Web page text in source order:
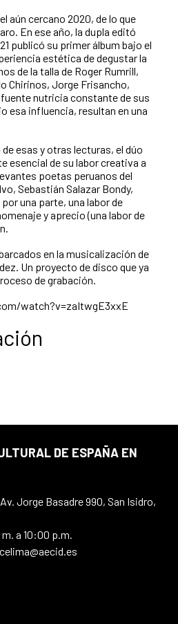
aún cercano 2020, de lo que
En ese año, la dupla editó
publicó su primer álbum bajo el
estética de degustar la
de la talla de Roger Rumrill,
Chirinos, Jorge Frisancho,
nutricia constante de sus
esa influencia, resultan en una
esas y otras lecturas, el dúo
esencial de su labor creativa a
poetas peruanos del
Sebastián Salazar Bondy,
una parte, una labor de
y aprecio (una labor de
en la musicalización de
Un proyecto de disco que ya
de grabación.
watch?v=zaItwgE3xxE
DE ESPAÑA EN
Jorge Basadre 990, San Isidro,
a 10:00 p.m.